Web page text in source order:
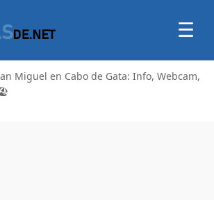
☰
Miguel en Cabo de Gata: Info, Webcam,